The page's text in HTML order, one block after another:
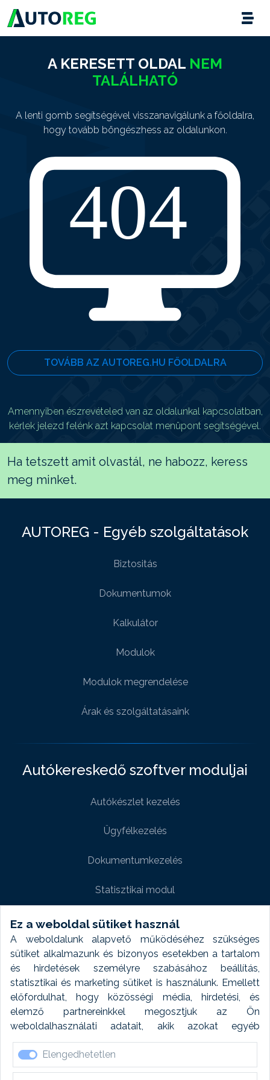
Ez a weboldal sütiket használ
A weboldalunk alapvető működéséhez szükséges
sütiket alkalmazunk és bizonyos esetekben a tartalom
és hirdetések személyre szabásához beállítás,
statisztikai és marketing sütiket is használunk. Emellett
előfordulhat, hogy közösségi média, hirdetési, és
elemző partnereinkkel megosztjuk az Ön
weboldalhasználati adatait, akik azokat egyéb
forrásokból gyűjtött adatokkal kombinálhatják. A sütik
elfogadásával kapcsolatosan naplózást végzünk és
ezen adatokat 6 hónap után automatikusan töröljük. A
Elengedhetetlen
A KERESETT OLDAL NEM
TALÁLHATÓ
A lenti gomb segítségével visszanavigálunk a főoldalra,
hogy tovább böngészhess az oldalunkon.
TOVÁBB AZ AUTOREG.HU FŐOLDALRA
Amennyiben észrevételed van az oldalunkal kapcsolatban,
kérlek jelezd felénk azt kapcsolat menüpont segítségével.
Ha tetszett amit olvastál, ne habozz, keress
meg minket.
AUTOREG - Egyéb szolgáltatások
Biztositás
Dokumentumok
Kalkulátor
Modulok
Modulok megrendelése
Árak és szolgáltatásaink
Autókereskedő szoftver moduljai
Autókészlet kezelés
Ügyfélkezelés
Dokumentumkezelés
Statisztikai modul
Weboldal modul
Fényképtár extra modul
Autómosó modul
Feladatütemezés